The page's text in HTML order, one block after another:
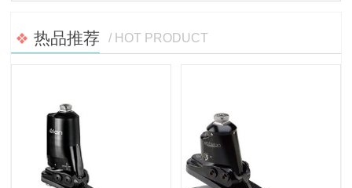
热品推荐 / HOT PRODUCT